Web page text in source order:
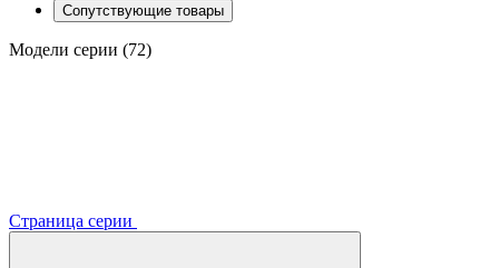
Сопутствующие товары
Модели серии (72)
Страница серии